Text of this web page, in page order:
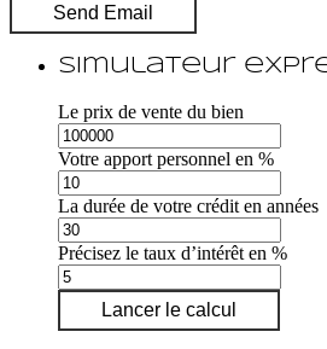
Simulateur
Le prix de vente du bien
Votre apport personnel en %
La durée de votre crédit en années
Précisez le taux d’intérêt en %
Lancer le calcul